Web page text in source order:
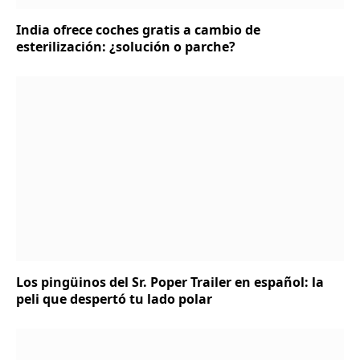
India ofrece coches gratis a cambio de
esterilización: ¿solución o parche?
Los pingüinos del Sr. Poper Trailer en español: la
peli que despertó tu lado polar